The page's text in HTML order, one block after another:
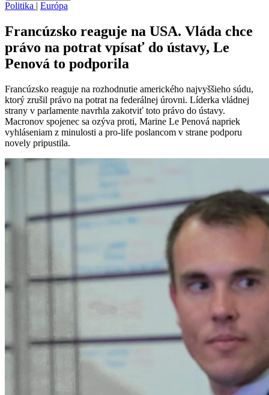
Politika | Európa
Francúzsko reaguje na USA. Vláda chce
právo na potrat vpísať do ústavy, Le
Penová to podporila
Francúzsko reaguje na rozhodnutie amerického najvyššieho súdu,
ktorý zrušil právo na potrat na federálnej úrovni. Líderka vládnej
strany v parlamente navrhla zakotviť toto právo do ústavy.
Macronov spojenec sa ozýva proti, Marine Le Penová napriek
vyhláseniam z minulosti a pro-life poslancom v strane podporu
novely pripustila.